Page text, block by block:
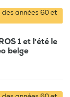
des années 60 et
1 et l'été le
belge